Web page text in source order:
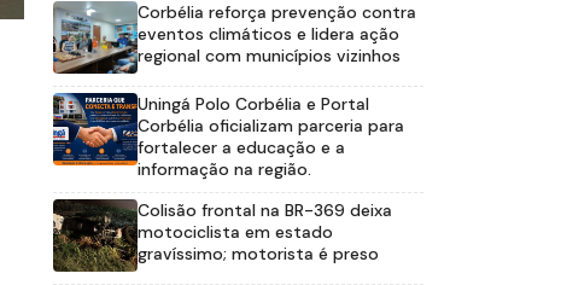
Corbélia reforça prevenção contra
eventos climáticos e lidera ação
regional com municípios vizinhos
Uningá Polo Corbélia e Portal
Corbélia oficializam parceria para
fortalecer a educação e a
informação na região.
Colisão frontal na BR-369 deixa
motociclista em estado
gravíssimo; motorista é preso